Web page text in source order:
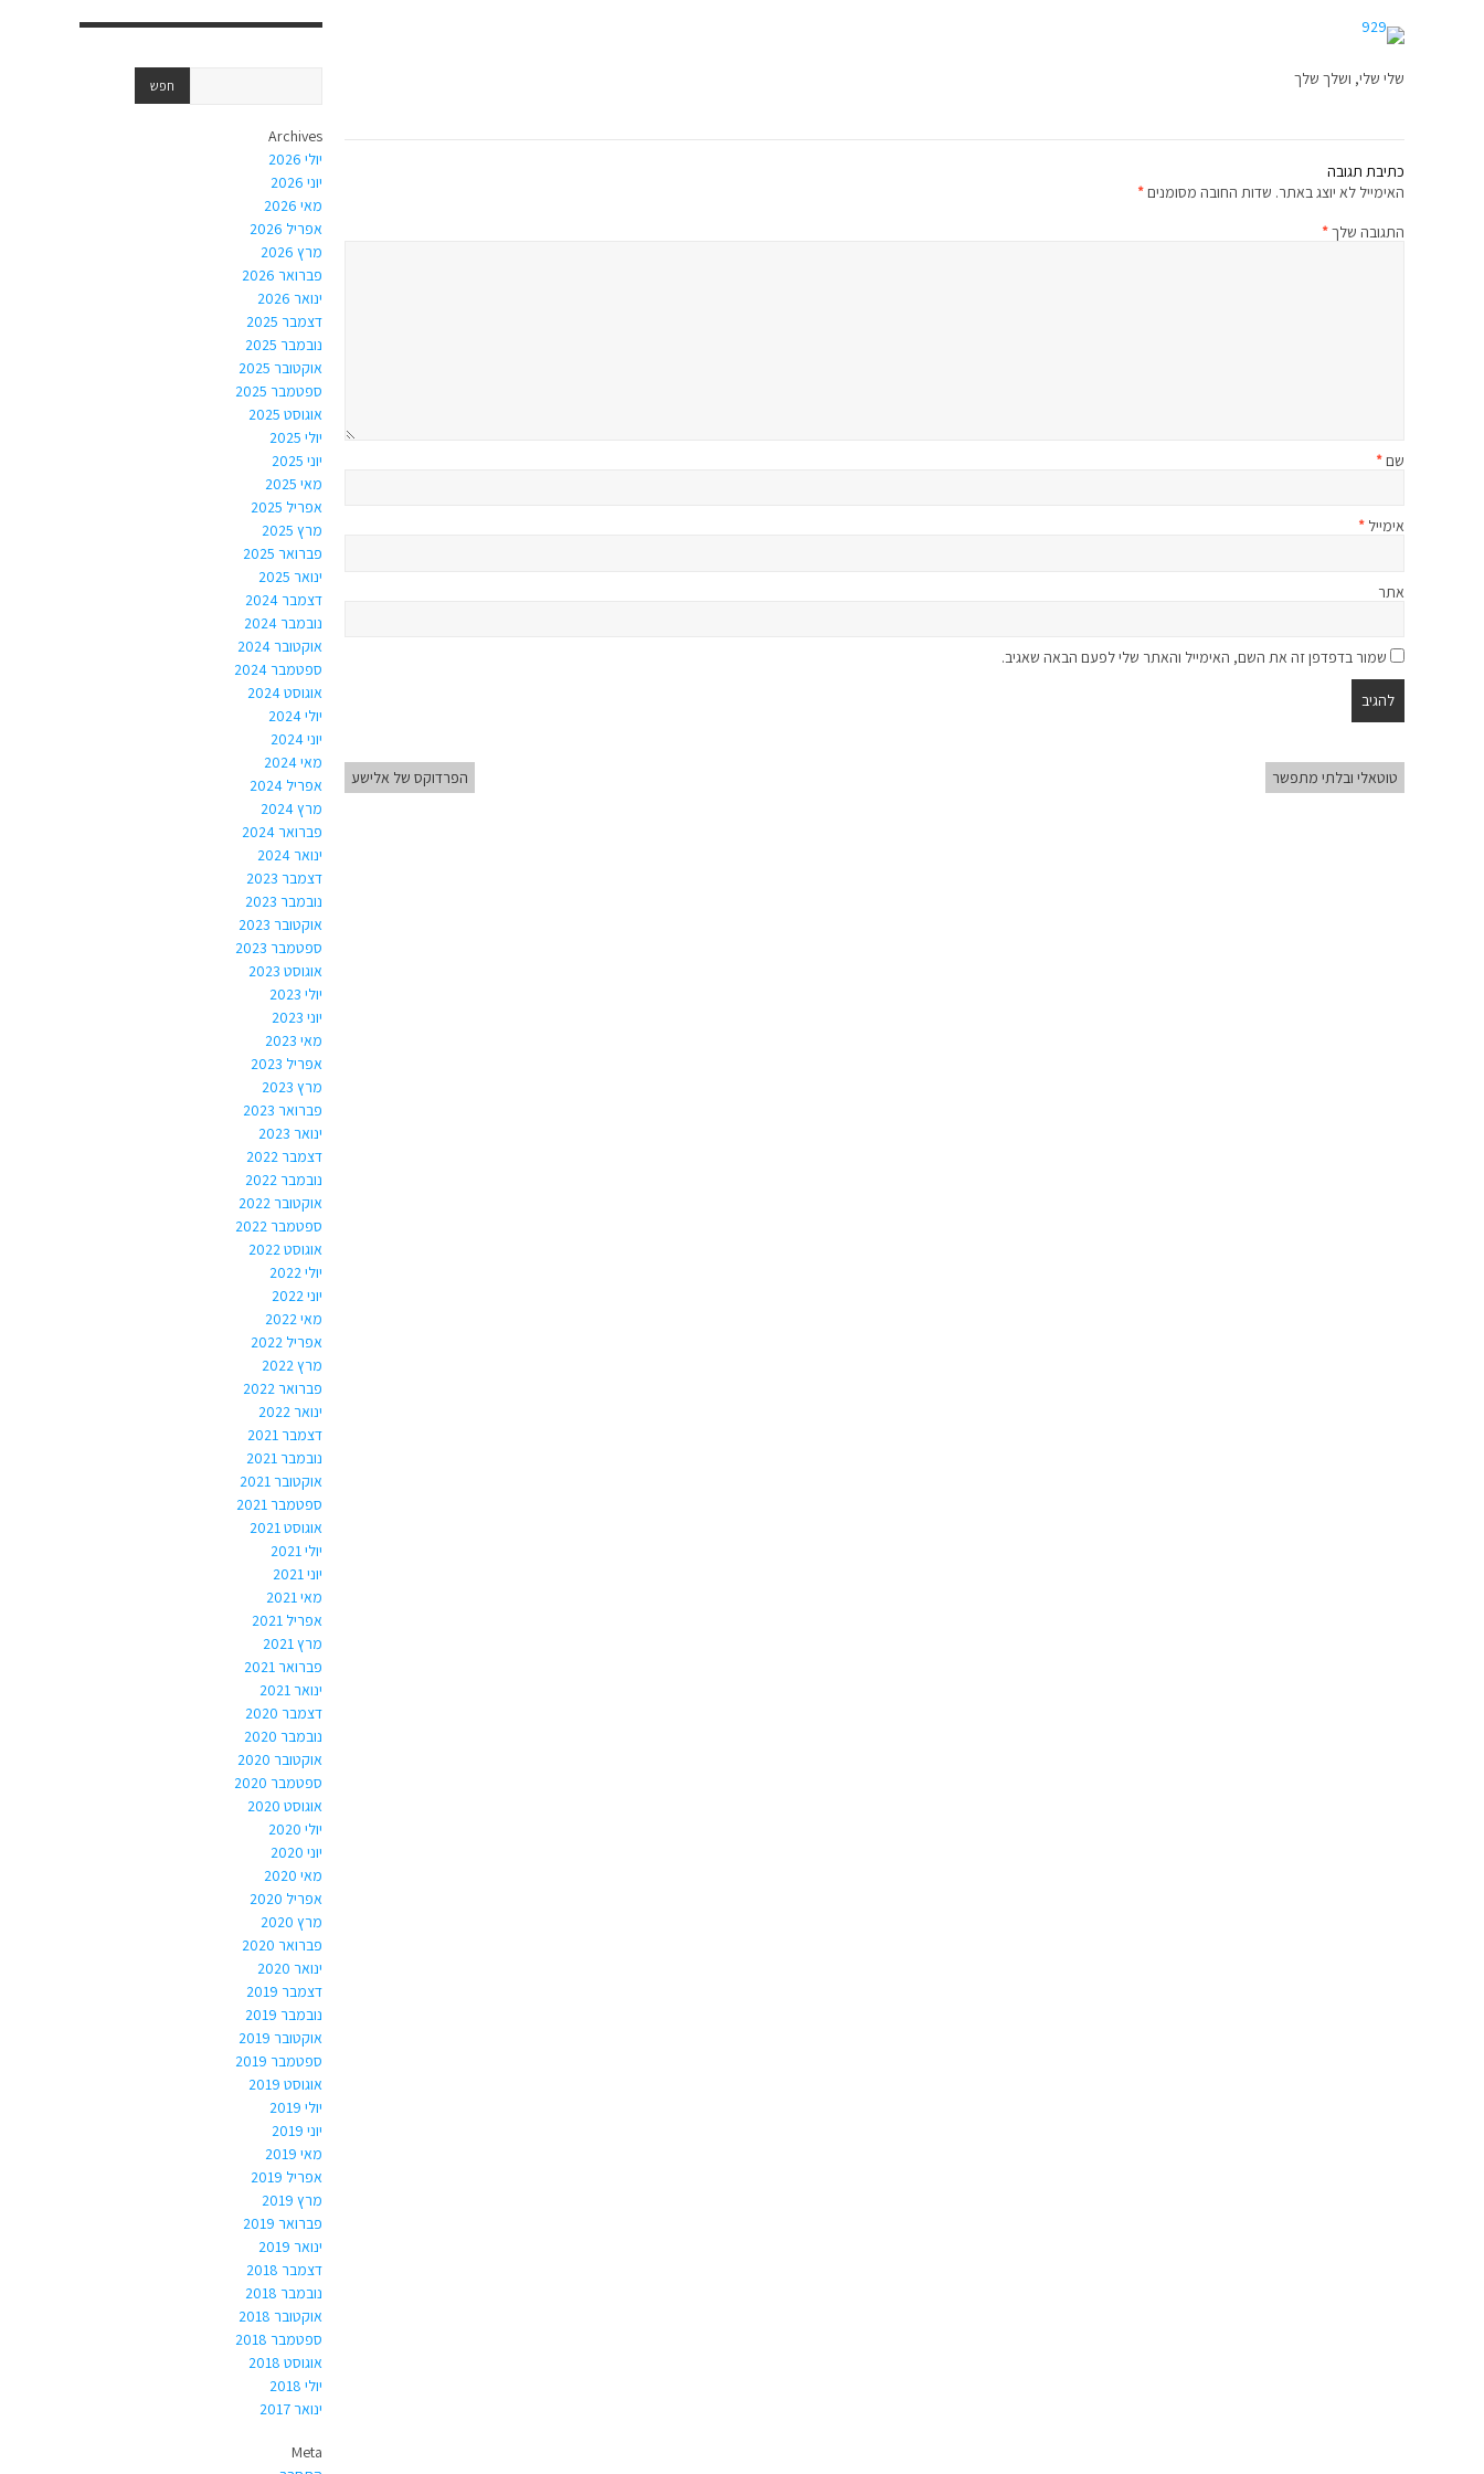
שלי שלי, ושלך שלך
כתיבת תגובה
האימייל לא יוצג באתר. שדות החובה מסומנים*
התגובה שלך*
שם*
אימייל *
אתר
שמור בדפדפן זה את השם, האימייל והאתר שלי לפעם הבאה שאגיב.
טוטאלי ובלתי מתפשר הפרדוקס של אלישע
Archives
יולי 2026
יוני 2026
מאי 2026
אפריל 2026
מרץ 2026
פברואר 2026
ינואר 2026
דצמבר 2025
נובמבר 2025
אוקטובר 2025
ספטמבר 2025
אוגוסט 2025
יולי 2025
יוני 2025
מאי 2025
אפריל 2025
מרץ 2025
פברואר 2025
ינואר 2025
דצמבר 2024
נובמבר 2024
אוקטובר 2024
ספטמבר 2024
אוגוסט 2024
יולי 2024
יוני 2024
מאי 2024
אפריל 2024
מרץ 2024
פברואר 2024
ינואר 2024
דצמבר 2023
נובמבר 2023
אוקטובר 2023
ספטמבר 2023
אוגוסט 2023
יולי 2023
יוני 2023
מאי 2023
אפריל 2023
מרץ 2023
פברואר 2023
ינואר 2023
דצמבר 2022
נובמבר 2022
אוקטובר 2022
ספטמבר 2022
אוגוסט 2022
יולי 2022
יוני 2022
מאי 2022
אפריל 2022
מרץ 2022
פברואר 2022
ינואר 2022
דצמבר 2021
נובמבר 2021
אוקטובר 2021
ספטמבר 2021
אוגוסט 2021
יולי 2021
יוני 2021
מאי 2021
אפריל 2021
מרץ 2021
פברואר 2021
ינואר 2021
דצמבר 2020
נובמבר 2020
אוקטובר 2020
ספטמבר 2020
אוגוסט 2020
יולי 2020
יוני 2020
מאי 2020
אפריל 2020
מרץ 2020
פברואר 2020
ינואר 2020
דצמבר 2019
נובמבר 2019
אוקטובר 2019
ספטמבר 2019
אוגוסט 2019
יולי 2019
יוני 2019
מאי 2019
אפריל 2019
מרץ 2019
פברואר 2019
ינואר 2019
דצמבר 2018
נובמבר 2018
אוקטובר 2018
ספטמבר 2018
אוגוסט 2018
יולי 2018
ינואר 2017
Meta